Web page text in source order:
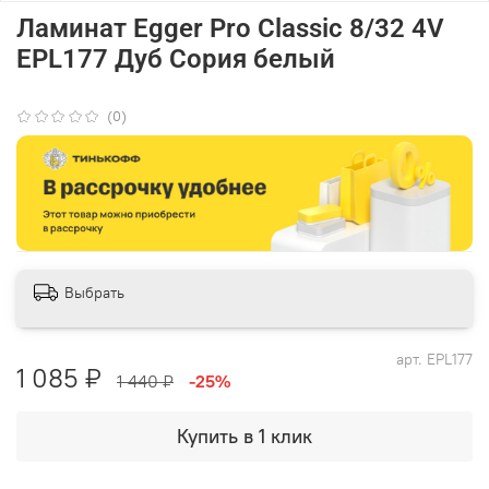
(0)
арт. EPL177
Ламинат Egger Pro Classic 8/32 4V
EPL177 Дуб Сория белый
1 085 ₽ 1 440 ₽ -25%
Купить в 1 клик
Выбрать